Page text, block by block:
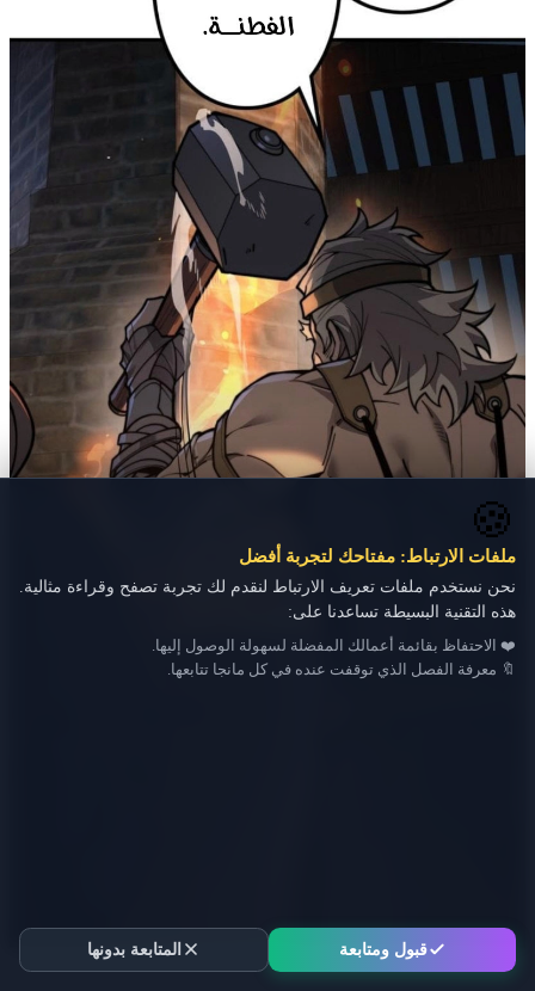
🍪
ملفات الارتباط: مفتاحك لتجربة أفضل
نحن نستخدم ملفات تعريف الارتباط لنقدم لك تجربة تصفح وقراءة مثالية.
هذه التقنية البسيطة تساعدنا على:
❤️ الاحتفاظ بقائمة أعمالك المفضلة لسهولة الوصول إليها.
🔖 معرفة الفصل الذي توقفت عنده في كل مانجا تتابعها.
قبول ومتابعة المتابعة بدونها